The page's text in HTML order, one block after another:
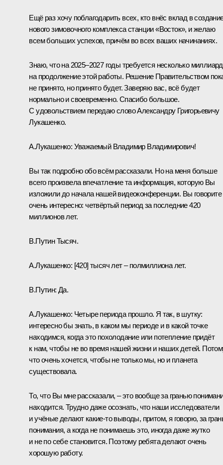
Ещё раз хочу поблагодарить всех, кто внёс вклад в
нового зимовочного комплекса станции «Восток», и желаю
всем больших успехов, причём во всех ваших начинаниях.
Знаю, что на 2025–2027 годы требуется несколько
на продолжение этой работы. Решение Правительством
не принято, но принято будет. Заверяю вас, всё будет
нормально и своевременно. Спасибо большое.
С удовольствием передаю слово Александру Григорьевичу
Лукашенко.
А.Лукашенко: Уважаемый Владимир Владимирович!
Вы так подробно обо всём рассказали. Но на меня больше
всего произвела впечатление та информация, которую Вы
изложили до начала нашей видеоконференции. Вы говорите
очень интересно: четвёртый период за последние 420
миллионов лет.
В.ПутинТысяч.
А.Лукашенко: [420] тысяч лет – полмиллиона лет.
В.Путин: Да.
А.Лукашенко: Четыре периода прошло. Я так, в шутку:
интересно бы знать, в каком мы периоде и в какой точке
находимся, когда это похолодание или потепление придёт
к нам, чтобы не во время нашей жизни и наших детей.
что очень хочется, чтобы не только мы, но и планета
существовала.
То, что Вы мне рассказали, – это вообще за гранью
находится. Трудно даже осознать, что наши исследователи
и учёные делают какие-то выводы, притом, я говорю, за
понимания, а когда не понимаешь это, иногда даже жутко
и не по себе становится. Поэтому ребята делают очень
хорошую работу.